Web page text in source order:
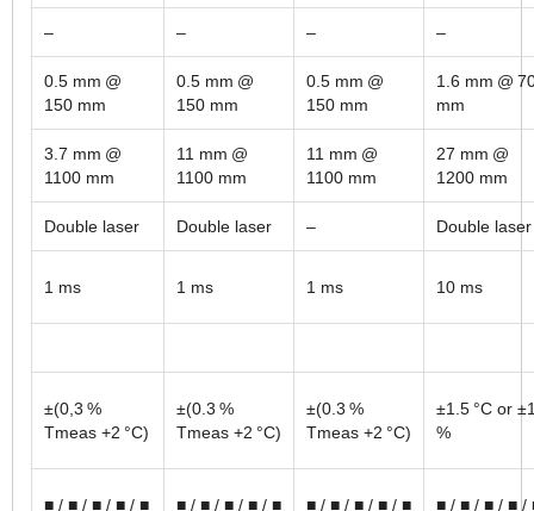
– – – –
0.5 mm @
150 mm
0.5 mm @
150 mm
0.5 mm @
150 mm
1.6 mm @
mm
3.7 mm @
1100 mm
11 mm @
1100 mm
11 mm @
1100 mm
27 mm @
1200 mm
Double laser Double laser – Double laser
1 ms 1 ms 1 ms 10 ms
±(0,3 %
Tmeas +2 °C)
±(0.3 %
Tmeas +2 °C)
±(0.3 %
Tmeas +2 °C)
±1.5 °C or
%
■ / ■ / ■ / ■ / ■ ■ / ■ / ■ / ■ / ■ ■ / ■ / ■ / ■ / ■ ■ / ■ / ■ / ■ /